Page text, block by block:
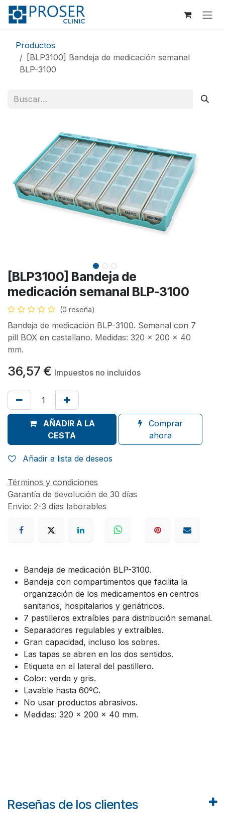
Ir al contenido
Productos
[BLP3100] Bandeja de medicación semanal
BLP-3100
[BLP3100] Bandeja de
medicación semanal BLP-3100
(0 reseña)
Bandeja de medicación BLP-3100. Semanal con 7
pill BOX en castellano. Medidas: 320 x 200 x 40
mm.
36,57 € Impuestos no incluidos
AÑADIR A LA
CESTA
Comprar
ahora
Añadir a lista de deseos
Términos y condiciones
Garantía de devolución de 30 días
Envío: 2-3 días laborables
Bandeja de medicación BLP-3100.
Bandeja con compartimentos que facilita la
organización de los medicamentos en centros
sanitarios, hospitalarios y geriátricos.
7 pastilleros extraíbles para distribución semanal.
Separadores regulables y extraíbles.
Gran capacidad, incluso los sobres.
Las tapas se abren en los dos sentidos.
Etiqueta en el lateral del pastillero.
Color: verde y gris.
Lavable hasta 60ºC.
No usar productos abrasivos.
Medidas: 320 x 200 x 40 mm.
Reseñas de los clientes